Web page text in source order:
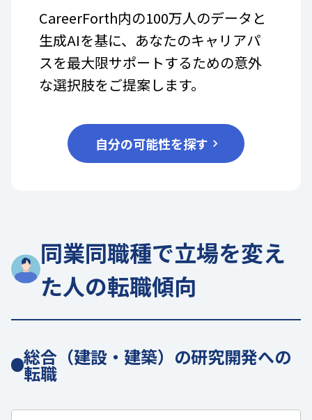
CareerForth内の100万人のデータと
生成AIを基に、あなたのキャリアパ
スを最大限サポートするための意外
な選択肢をご提案します。
自分の可能性を探す
同業同職種で立場を変え
た人の転職傾向
総合（建設・建築）の研究開発への
転職